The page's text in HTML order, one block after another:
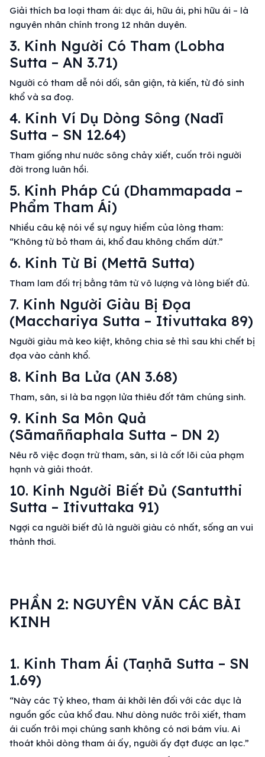
Giải thích ba loại tham ái: dục ái, hữu ái, phi hữu ái – là
nguyên nhân chính trong 12 nhân duyên.
3. Kinh Người Có Tham (Lobha
Sutta – AN 3.71)
Người có tham dễ nói dối, sân giận, tà kiến, từ đó sinh
khổ và sa đoạ.
4. Kinh Ví Dụ Dòng Sông (Nadī
Sutta – SN 12.64)
Tham giống như nước sông chảy xiết, cuốn trôi người
đời trong luân hồi.
5. Kinh Pháp Cú (Dhammapada –
Phẩm Tham Ái)
Nhiều câu kệ nói về sự nguy hiểm của lòng tham:
“Không từ bỏ tham ái, khổ đau không chấm dứt.”
6. Kinh Từ Bi (Mettā Sutta)
Tham lam đối trị bằng tâm từ vô lượng và lòng biết đủ.
7. Kinh Người Giàu Bị Đọa
(Macchariya Sutta – Itivuttaka 89)
Người giàu mà keo kiệt, không chia sẻ thì sau khi chết bị
đọa vào cảnh khổ.
8. Kinh Ba Lửa (AN 3.68)
Tham, sân, si là ba ngọn lửa thiêu đốt tâm chúng sinh.
9. Kinh Sa Môn Quả
(Sāmaññaphala Sutta – DN 2)
Nêu rõ việc đoạn trừ tham, sân, si là cốt lõi của phạm
hạnh và giải thoát.
10. Kinh Người Biết Đủ (Santutthi
Sutta – Itivuttaka 91)
Ngợi ca người biết đủ là người giàu có nhất, sống an vui
thảnh thơi.
PHẦN 2: NGUYÊN VĂN CÁC BÀI
KINH
1. Kinh Tham Ái (Taṇhā Sutta – SN
1.69)
“Này các Tỷ kheo, tham ái khởi lên đối với các dục là
nguồn gốc của khổ đau. Như dòng nước trôi xiết, tham
ái cuốn trôi mọi chúng sanh không có nơi bám víu. Ai
thoát khỏi dòng tham ái ấy, người ấy đạt được an lạc.”